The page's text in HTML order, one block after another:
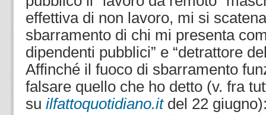
effettiva di non lavoro, mi si
sbarramento di chi mi presenta
dipendenti pubblici” e “detrattore
Affinché il fuoco di sbarramento
falsare quello che ho detto (v. fra
su ilfattoquotidiano.itdel 22